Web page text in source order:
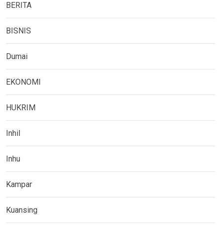
BERITA
BISNIS
Dumai
EKONOMI
HUKRIM
Inhil
Inhu
Kampar
Kuansing